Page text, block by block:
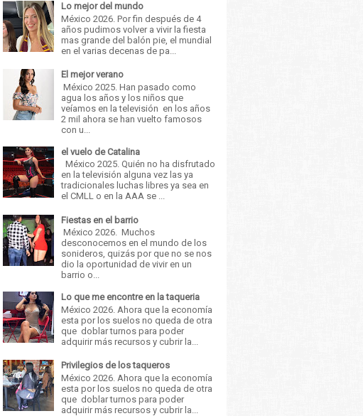
Lo mejor del mundo
México 2026. Por fin después de 4
años pudimos volver a vivir la fiesta
mas grande del balón pie, el mundial
en el varias decenas de pa...
El mejor verano
México 2025. Han pasado como
agua los años y los niños que
veíamos en la televisión en los años
2 mil ahora se han vuelto famosos
con u...
el vuelo de Catalina
México 2025. Quién no ha disfrutado
en la televisión alguna vez las ya
tradicionales luchas libres ya sea en
el CMLL o en la AAA se ...
Fiestas en el barrio
México 2026. Muchos
desconocemos en el mundo de los
sonideros, quizás por que no se nos
dio la oportunidad de vivir en un
barrio o...
Lo que me encontre en la taqueria
México 2026. Ahora que la economía
esta por los suelos no queda de otra
que doblar turnos para poder
adquirir más recursos y cubrir la...
Privilegios de los taqueros
México 2026. Ahora que la economía
esta por los suelos no queda de otra
que doblar turnos para poder
adquirir más recursos y cubrir la...